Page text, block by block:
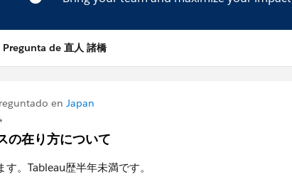
Pregunta de 直人 諸橋
en Japan
の在り方について
す。Tableau歴半年未満です。